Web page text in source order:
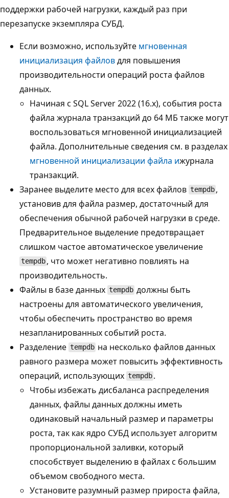
поддержки рабочей нагрузки, каждый раз при
перезапуске экземпляра СУБД.
Если возможно, используйте мгновенная
инициализация файловдля повышения
производительности операций роста файлов
данных.
Начиная с SQL Server 2022 (16.x), события роста
файла журнала транзакций до 64 МБ также могут
воспользоваться мгновенной инициализацией
файла. Дополнительные сведения см. в разделах
мгновенной инициализации файла ижурнала
транзакций.
Заранее выделите место для всех файлов tempdb ,
установив для файла размер, достаточный для
обеспечения обычной рабочей нагрузки в среде.
Предварительное выделение предотвращает
слишком частое автоматическое увеличение
tempdb , что может негативно повлиять на
производительность.
Файлы в базе данных tempdb должны быть
настроены для автоматического увеличения,
чтобы обеспечить пространство во время
незапланированных событий роста.
Разделение tempdb на несколько файлов данных
равного размера может повысить эффективность
операций, использующих tempdb .
Чтобы избежать дисбаланса распределения
данных, файлы данных должны иметь
одинаковый начальный размер и параметры
роста, так как ядро СУБД использует алгоритм
пропорциональной заливки, который
способствует выделению в файлах с большим
объемом свободного места.
Установите разумный размер прироста файла,